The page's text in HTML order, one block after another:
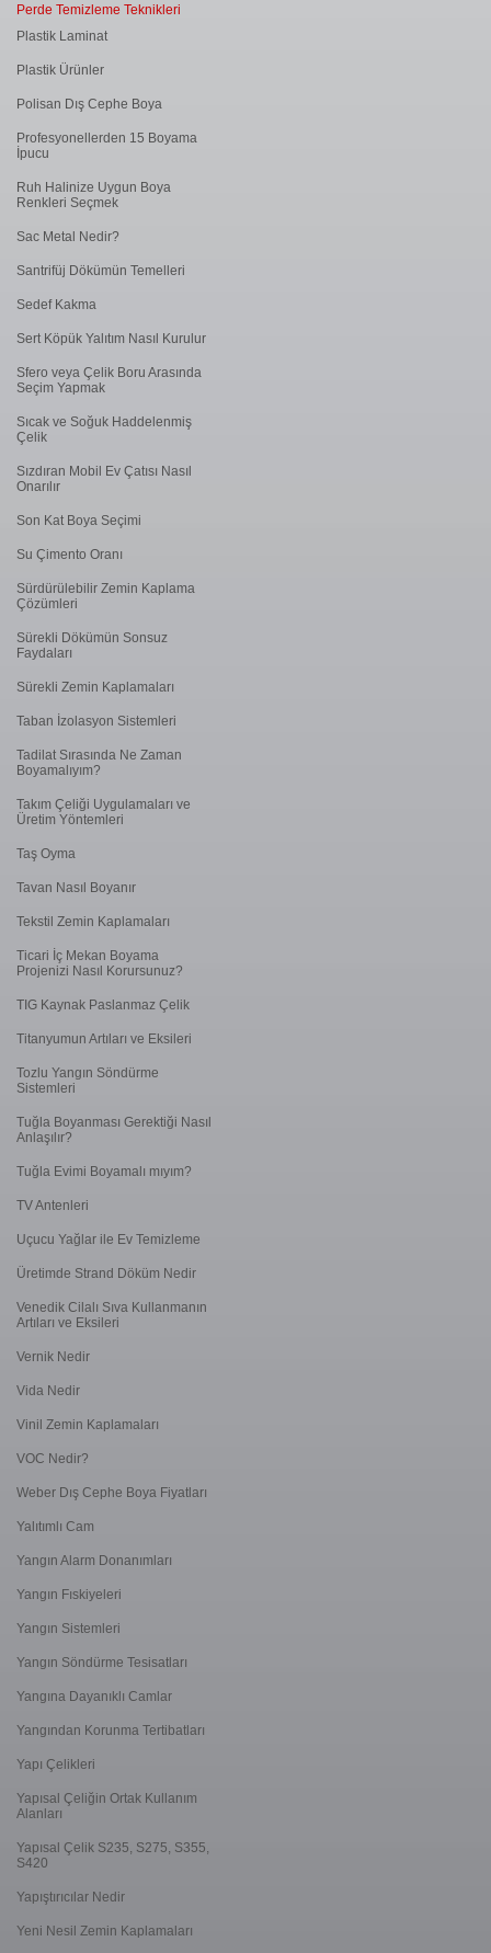
Perde Temizleme Teknikleri
Plastik Laminat
Plastik Ürünler
Polisan Dış Cephe Boya
Profesyonellerden 15 Boyama
İpucu
Ruh Halinize Uygun Boya
Renkleri Seçmek
Sac Metal Nedir?
Santrifüj Dökümün Temelleri
Sedef Kakma
Sert Köpük Yalıtım Nasıl Kurulur
Sfero veya Çelik Boru Arasında
Seçim Yapmak
Sıcak ve Soğuk Haddelenmiş
Çelik
Sızdıran Mobil Ev Çatısı Nasıl
Onarılır
Son Kat Boya Seçimi
Su Çimento Oranı
Sürdürülebilir Zemin Kaplama
Çözümleri
Sürekli Dökümün Sonsuz
Faydaları
Sürekli Zemin Kaplamaları
Taban İzolasyon Sistemleri
Tadilat Sırasında Ne Zaman
Boyamalıyım?
Takım Çeliği Uygulamaları ve
Üretim Yöntemleri
Taş Oyma
Tavan Nasıl Boyanır
Tekstil Zemin Kaplamaları
Ticari İç Mekan Boyama
Projenizi Nasıl Korursunuz?
TIG Kaynak Paslanmaz Çelik
Titanyumun Artıları ve Eksileri
Tozlu Yangın Söndürme
Sistemleri
Tuğla Boyanması Gerektiği Nasıl
Anlaşılır?
Tuğla Evimi Boyamalı mıyım?
TV Antenleri
Uçucu Yağlar ile Ev Temizleme
Üretimde Strand Döküm Nedir
Venedik Cilalı Sıva Kullanmanın
Artıları ve Eksileri
Vernik Nedir
Vida Nedir
Vinil Zemin Kaplamaları
VOC Nedir?
Weber Dış Cephe Boya Fiyatları
Yalıtımlı Cam
Yangın Alarm Donanımları
Yangın Fıskiyeleri
Yangın Sistemleri
Yangın Söndürme Tesisatları
Yangına Dayanıklı Camlar
Yangından Korunma Tertibatları
Yapı Çelikleri
Yapısal Çeliğin Ortak Kullanım
Alanları
Yapısal Çelik S235, S275, S355,
S420
Yapıştırıcılar Nedir
Yeni Nesil Zemin Kaplamaları